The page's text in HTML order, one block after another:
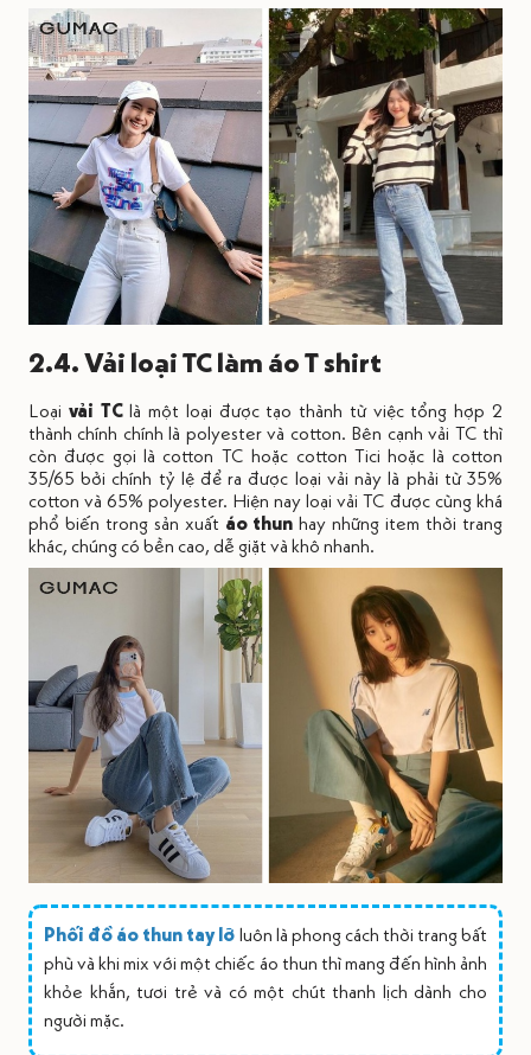
2.4. Vải loại TC làm áo T shirt
Loại vải TClà một loại được tạo thành từ việc tổng hợp 2
thành chính chính là polyester và cotton. Bên cạnh vải TC thì
còn được gọi là cotton TC hoặc cotton Tici hoặc là cotton
35/65 bởi chính tỷ lệ để ra được loại vải này là phải từ 35%
cotton và 65% polyester. Hiện nay loại vải TC được cùng khá
phổ biến trong sản xuất áo thun hay những item thời trang
khác, chúng có bền cao, dễ giặt và khô nhanh.
Phối đồ áo thun tay lỡ luôn là phong cách thời trang bất
phù và khi mix với một chiếc áo thun thì mang đến hình ảnh
khỏe khắn, tươi trẻ và có một chút thanh lịch dành cho
người mặc.